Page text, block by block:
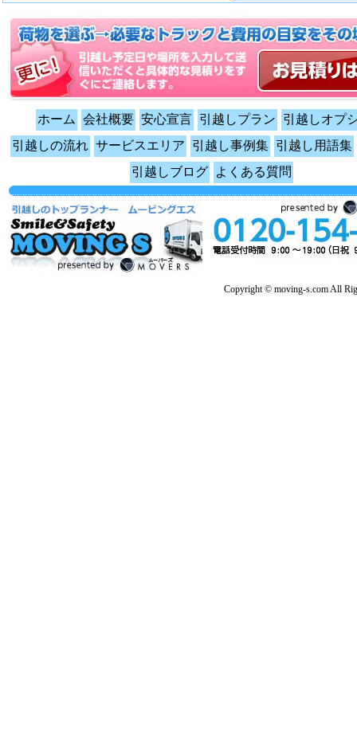
ホーム 会社概要 安心宣言 引越しプラン
引越しオプ
引越しの流れ サービスエリア 引越し事例集 引越し用語集
引越しブログ
よくある質問
Copyright © moving-s.com All